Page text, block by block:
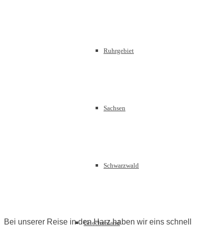
Ruhrgebiet
Sachsen
Schwarzwald
Griechenland
Bei unserer Reise in den Harz haben wir eins schnell